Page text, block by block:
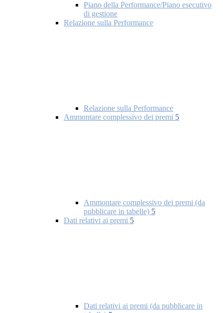
Piano della Performance/Piano esecutivo
di gestione
Relazione sulla Performance
Relazione sulla Performance
Ammontare complessivo dei premi 5
Ammontare complessivo dei premi (da
pubblicare in tabelle) 5
Dati relativi ai premi 5
Dati relativi ai premi (da pubblicare in